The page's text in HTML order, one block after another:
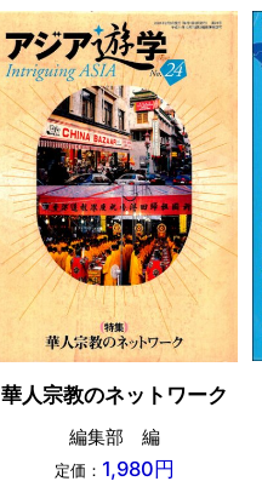
華人宗教のネットワーク
編集部 編
定価： 1,980円